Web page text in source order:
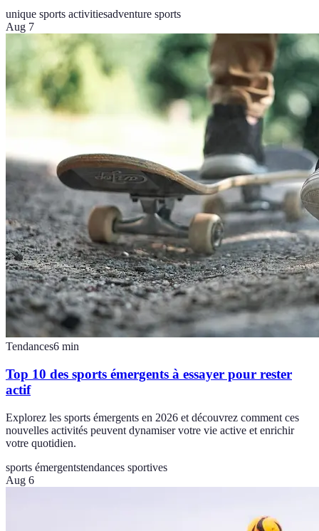
unique sports activitiesadventure sports
Aug 7
Tendances6 min
Top 10 des sports émergents à essayer pour rester
actif
Explorez les sports émergents en 2026 et découvrez comment ces
nouvelles activités peuvent dynamiser votre vie active et enrichir
votre quotidien.
sports émergentstendances sportives
Aug 6